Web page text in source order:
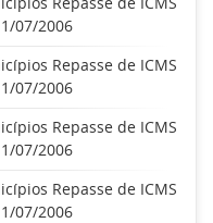
07/2006
Repasse de ICMS
07/2006
Repasse de ICMS
07/2006
Repasse de ICMS
07/2006